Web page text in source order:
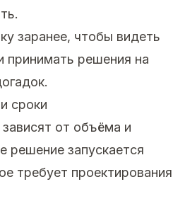
заранее, чтобы видеть
принимать решения на
сроки
от объёма и
решение запускается
требует проектирования